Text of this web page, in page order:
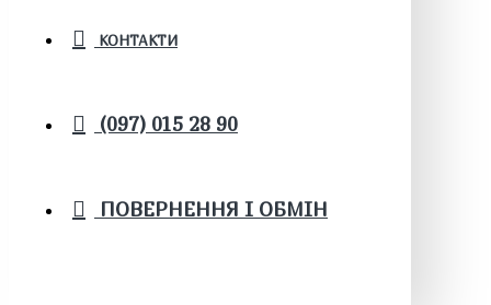
КОНТАКТИ
(097) 015 28 90
ПОВЕРНЕННЯ І ОБМІН